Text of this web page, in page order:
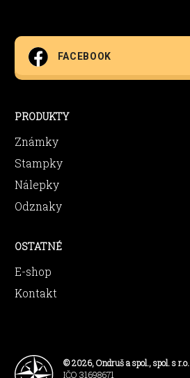
FACEBOOK
PRODUKTY
Známky
Stampky
Nálepky
Odznaky
OSTATNÉ
E-shop
Kontakt
© 2026, Ondruš a spol., spol. s r.o.
IČO 31698671